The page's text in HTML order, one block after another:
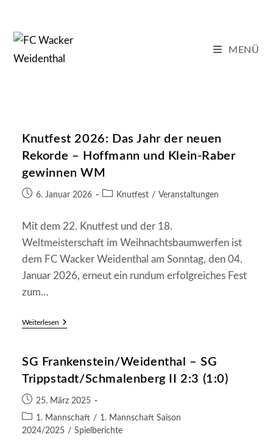
springen
MENÜ
Knutfest 2026: Das Jahr der neuen
Rekorde – Hoffmann und Klein-Raber
gewinnen WM
Beitrag6. Januar 2026
Beitrags-
Knutfest / Veranstaltungen
Mit dem 22. Knutfest und der 18.
Weltmeisterschaft im Weihnachtsbaumwerfen ist
dem FC Wacker Weidenthal am Sonntag, den 04.
Januar 2026, erneut ein rundum erfolgreiches Fest
zum…
WeiterlesenKnutfest
Der
Rekorde
Hoffmann
Klein-
Raber
SG Frankenstein/Weidenthal – SG
Trippstadt/Schmalenberg II 2:3 (1:0)
Beitrag
veröffentlicht:
25. März 2025
Beitrags-
Kategorie:
1. Mannschaft / 1. Mannschaft Saison
2024/2025 / Spielberichte